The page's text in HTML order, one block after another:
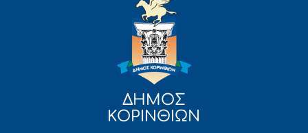
ΔΗΜΟΣ
ΚΟΡΙΝΘΙΩΝ